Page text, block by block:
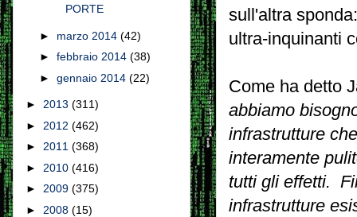
sull'altra
ultra-inquinanti
Come ha detto
abbiamo
infrastrutture
interamente
tutti gli effetti.
infrastrutture
PORTE
► marzo 2014 (42)
► febbraio 2014 (38)
► gennaio 2014 (22)
► 2013 (311)
► 2012 (462)
► 2011 (368)
► 2010 (416)
► 2009 (375)
► 2008 (15)